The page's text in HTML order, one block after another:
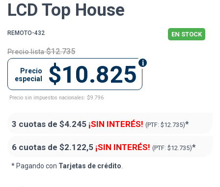
LCD Top House
REMOTO-432 EN STOCK
Precio lista $12.735
$10.825
Precio
especial
Precio sin impuestos nacionales: $9.796
3 cuotas de $4.245 ¡SIN INTERÉS! (PTF: $12.735)*
6 cuotas de $2.122,5 ¡SIN INTERÉS! (PTF: $12.735)*
* Pagando con Tarjetas de crédito.